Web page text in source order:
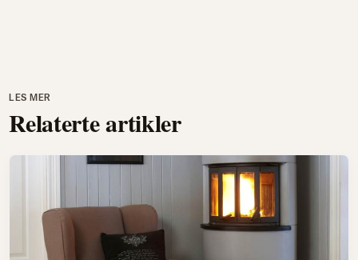
LES MER
Relaterte artikler